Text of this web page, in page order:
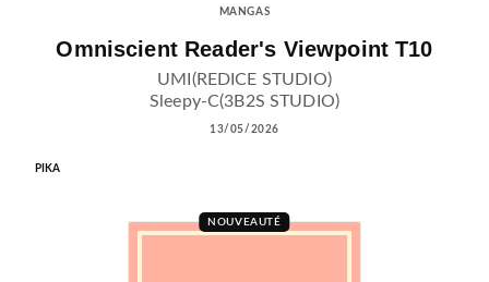
MANGAS
Omniscient Reader's Viewpoint T10
UMI(REDICE STUDIO)
Sleepy-C(3B2S STUDIO)
13/05/2026
PIKA
NOUVEAUTÉ